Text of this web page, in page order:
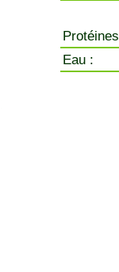
Eau :